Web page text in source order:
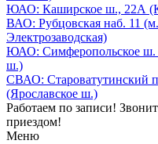
ЮАО: Каширское ш., 22А
ВАО: Рубцовская наб. 11 (м.
Электрозаводская)
ЮАО: Симферопольское ш.
ш.)
СВАО: Староватутинский
(Ярославское ш.)
Работаем по записи!
приездом!
Меню